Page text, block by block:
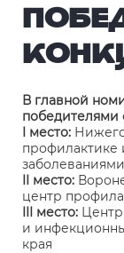
В главной
победителями
I место:
заболеваниями
II место:
центр
III место:
и
края